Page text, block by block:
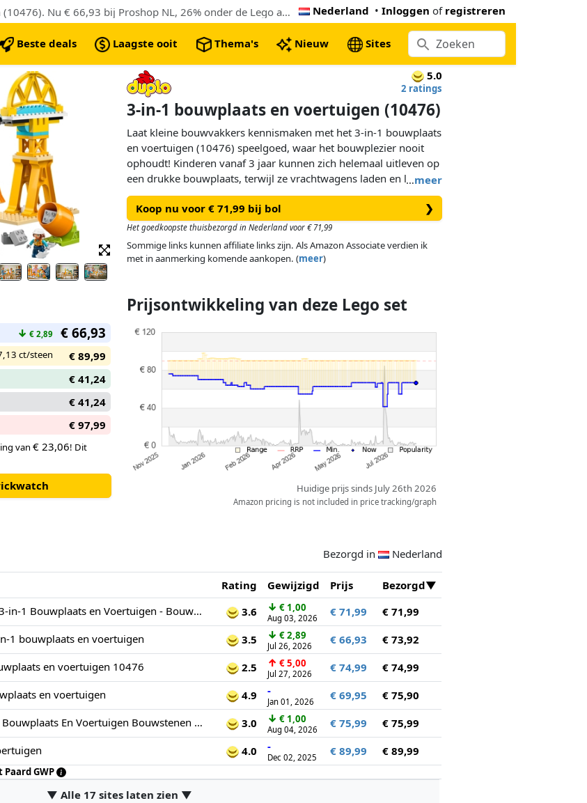
De goedkoopste LEGO 3-in-1 bouwplaats en voertuigen (10476). Nu € 66,93 bij Proshop NL, 26% onder de Lego adviesprijs Nederland • Inloggen of registreren
Beste deals Laagste ooit Thema's Nieuw Sites
5.0
2 ratings
3-in-1 bouwplaats en voertuigen (10476)
…meer
Laat kleine bouwvakkers kennismaken met het 3-in-1 bouwplaats
en voertuigen (10476) speelgoed, waar het bouwplezier nooit
ophoudt! Kinderen vanaf 3 jaar kunnen zich helemaal uitleven op
een drukke bouwplaats, terwijl ze vrachtwagens laden en lossen,
rotsblokken en stenen oppakken en verplaatsen met
verschillende LEGO® DUPLO® bouwvoertuigen.
Peuters kunnen een bulldozer bouwen met een laadschop, een
kiepwagen met kantelfunctie, een cementwagen met een
gecombineerd om een hoge kraan te bouwen, een laadstation
waar vrachtwagens doorheen kunnen rijden of een brug waar
voertuigen onderdoor kunnen rijden.
Koop nu voor € 71,99 bij bol ❯
Het goedkoopste thuisbezorgd in Nederland voor € 71,99
Sommige links kunnen affiliate links zijn. Als Amazon Associate verdien ik
met in aanmerking komende aankopen. (meer)
↓ € 2,89 € 66,93
ct/steen
€ 89,99
€ 41,24
€ 41,24
€ 97,99
van € 23,06! Dit
Prijsontwikkeling van deze Lego set
Huidige prijs sinds July 26th 2026
Amazon pricing is not included in price tracking/graph
Bezorgd in Nederland
Rating Gewijzigd Prijs
Bezorgd
LEGO® DUPLO® Town 3-in-1 Bouwplaats en Voertuigen - Bouwplaatsset met Cementmolen, Kraan en Kiepwagen - Educatief Peuterspeelgoed - Stimuleer Kritisch Denken - Vanaf 3 Jaar - 10476
3.6 ↓ € 1,00
Aug 03, 2026 € 71,99
€ 71,99
1 bouwplaats en voertuigen
3.5 ↓ € 2,89
Jul 26, 2026 € 66,93
€ 73,92
en voertuigen 10476
2.5 ↑ € 5,00
Jul 27, 2026 € 74,99
€ 74,99
en voertuigen
4.9 -
Jan 01, 2026 € 69,95
€ 75,90
Lego Duplo 10476 3in1 Bouwplaats En Voertuigen Bouwstenen Multicolor
3.0 ↓ € 1,00
Aug 04, 2026 € 75,99
€ 75,99
4.0 -
Dec 02, 2025 € 89,99 € 89,99
GWP
▼ Alle 17 sites laten zien ▼